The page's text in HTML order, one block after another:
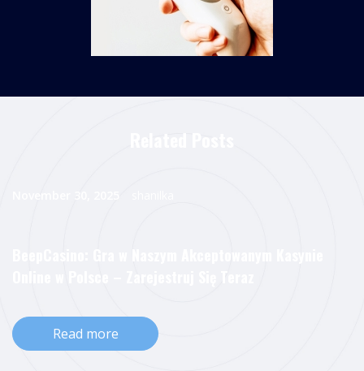
Related Posts
Online w Polsce – Zarejestruj Się Teraz
Read more